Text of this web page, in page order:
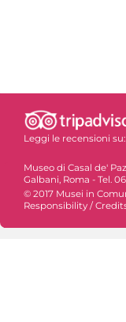
Leggi le recensioni su:
Museo di Casal de'
Galbani, Roma - Tel.
© 2017 Musei in
Responsibility /